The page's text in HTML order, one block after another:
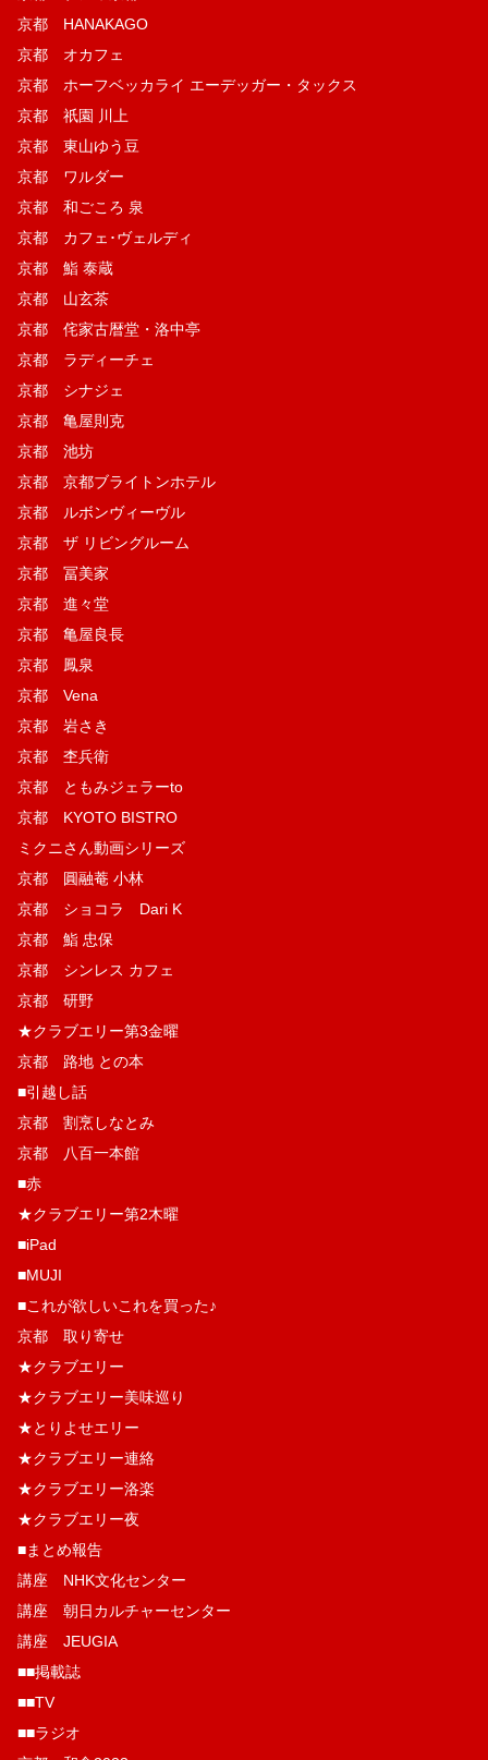
京都 HANAKAGO
京都 オカフェ
京都 ホーフベッカライ エーデッガー・タックス
京都 祇園 川上
京都 東山ゆう豆
京都 ワルダー
京都 和ごころ 泉
京都 カフェ･ヴェルディ
京都 鮨 泰蔵
京都 山玄茶
京都 侘家古暦堂・洛中亭
京都 ラディーチェ
京都 シナジェ
京都 亀屋則克
京都 池坊
京都 京都ブライトンホテル
京都 ルボンヴィーヴル
京都 ザ リビングルーム
京都 冨美家
京都 進々堂
京都 亀屋良長
京都 鳳泉
京都 Vena
京都 岩さき
京都 杢兵衛
京都 ともみジェラーto
京都 KYOTO BISTRO
ミクニさん動画シリーズ
京都 圓融菴 小林
京都 ショコラ Dari K
京都 鮨 忠保
京都 シンレス カフェ
京都 研野
★クラブエリー第3金曜
京都 路地 との本
■引越し話
京都 割烹しなとみ
京都 八百一本館
■赤
★クラブエリー第2木曜
■iPad
■MUJI
■これが欲しいこれを買った♪
京都 取り寄せ
★クラブエリー
★クラブエリー美味巡り
★とりよせエリー
★クラブエリー連絡
★クラブエリー洛楽
★クラブエリー夜
■まとめ報告
講座 NHK文化センター
講座 朝日カルチャーセンター
講座 JEUGIA
■■掲載誌
■■TV
■■ラジオ